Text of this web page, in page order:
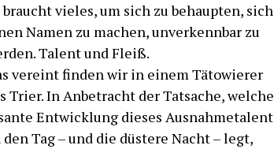
braucht vieles, um sich zu behaupten, sich
Namen zu machen, unverkennbar zu
Talent und Fleiß.
vereint finden wir in einem Tätowierer
Trier. In Anbetracht der Tatsache, welche
Entwicklung dieses Ausnahmetalent
den Tag – und die düstere Nacht – legt,